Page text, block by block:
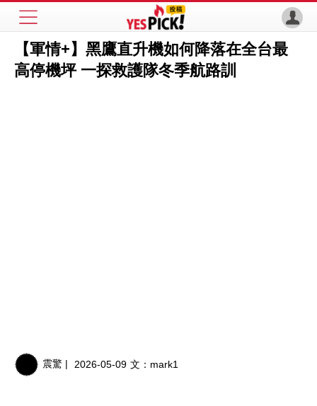
【軍情+】黑鷹直升機如何降落在全台最
高停機坪 一探救護隊冬季航路訓
震驚 | 2026-05-09 文： mark1